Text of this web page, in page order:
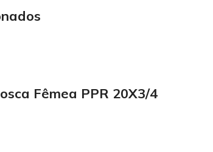
Fêmea PPR 20X3/4